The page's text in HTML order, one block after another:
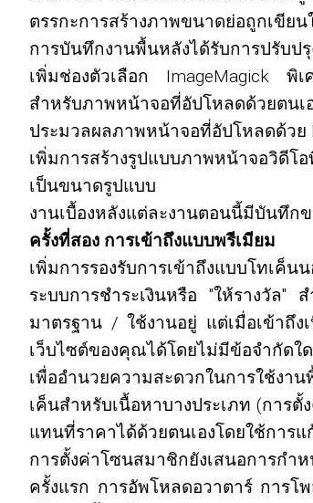
ตรรกะการสร้างภาพขนาดย่อถูกเขีย
การบันทึกงานพื้นหลังได้รับการปรับ
เพิ่มช่องตัวเลือก ImageMagick พิ
สำหรับภาพหน้าจอที่อัปโหลดด้วยตน
ประมวลผลภาพหน้าจอที่อัปโหลดด้วย
เพิ่มการสร้างรูปแบบภาพหน้าจอวิดี
เป็นขนาดรูปแบบ
งานเบื้องหลังแต่ละงานตอนนี้มีบันทึกข
ครั้งที่สอง การเข้าถึงแบบพรีเมียม
เพิ่มการรองรับการเข้าถึงแบบโทเค็
ระบบการชำระเงินหรือ "ให้รางวัล"
มาตรฐาน / ใช้งานอยู่ แต่เมื่อเข้าถึง
เว็บไซต์ของคุณได้โดยไม่มีข้อจำกัดใ
เพื่ออำนวยความสะดวกในการใช้ง
เค็นสำหรับเนื้อหาบางประเภท (กา
แทนที่ราคาได้ด้วยตนเองโดยใช้กา
การตั้งค่าโซนสมาชิกยังเสนอการก
ครั้งแรก การอัพโหลดอวาตาร์ การโ